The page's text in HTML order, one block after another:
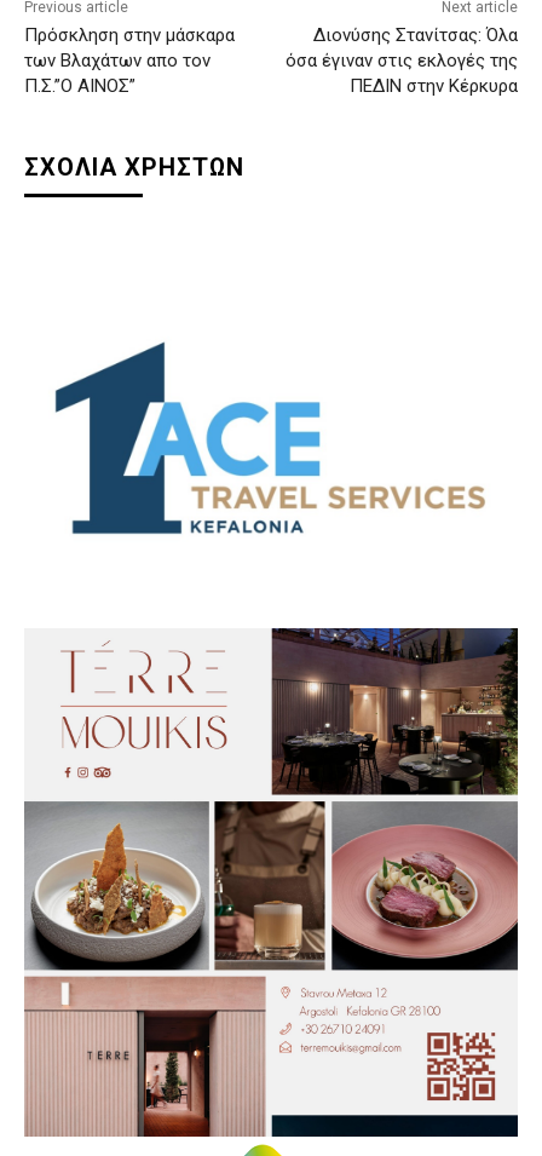
Previous article
Πρόσκληση στην μάσκαρα
των Βλαχάτων απο τον
Π.Σ.”Ο ΑΙΝΟΣ”
Next article
Διονύσης Στανίτσας: Όλα
όσα έγιναν στις εκλογές της
ΠΕΔΙΝ στην Κέρκυρα
ΣΧΟΛΙΑ ΧΡΗΣΤΩΝ